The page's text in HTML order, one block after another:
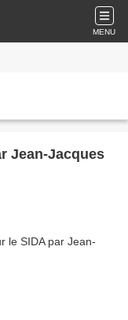
MENU
Jean-Jacques